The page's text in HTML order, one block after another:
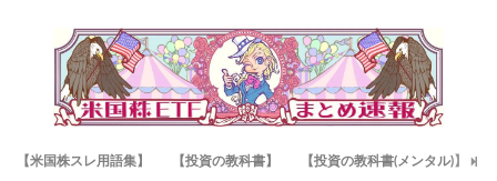
【米国株スレ用語集】 【投資の教科書】 【投資の教科書(メンタル)】